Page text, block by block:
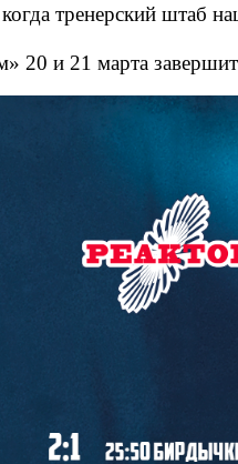
тренерский штаб
20 и 21 марта